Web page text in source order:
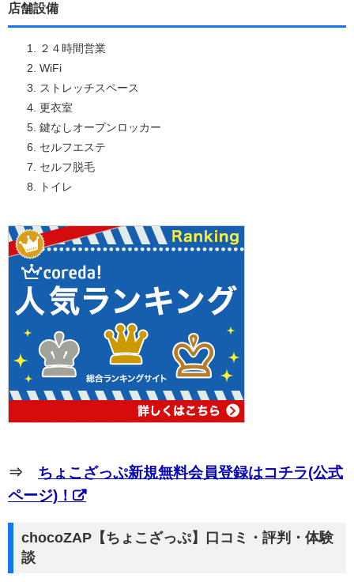
店舗設備
２４時間営業
WiFi
ストレッチスペース
更衣室
鍵なしオープンロッカー
セルフエステ
セルフ脱毛
トイレ
⇒ ちょこざっぷ新規無料会員登録はコチラ(公式
ページ)！
chocoZAP【ちょこざっぷ】口コミ・評判・体験
談